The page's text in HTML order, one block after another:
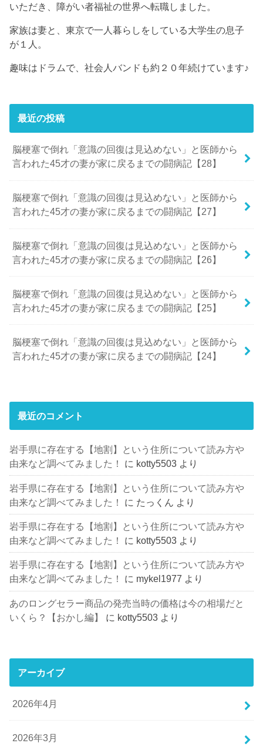
いただき、障がい者福祉の世界へ転職しました。
家族は妻と、東京で一人暮らしをしている大学生の息子
が１人。
趣味はドラムで、社会人バンドも約２０年続けています♪
最近の投稿
脳梗塞で倒れ「意識の回復は見込めない」と医師から
言われた45才の妻が家に戻るまでの闘病記【28】
脳梗塞で倒れ「意識の回復は見込めない」と医師から
言われた45才の妻が家に戻るまでの闘病記【27】
脳梗塞で倒れ「意識の回復は見込めない」と医師から
言われた45才の妻が家に戻るまでの闘病記【26】
脳梗塞で倒れ「意識の回復は見込めない」と医師から
言われた45才の妻が家に戻るまでの闘病記【25】
脳梗塞で倒れ「意識の回復は見込めない」と医師から
言われた45才の妻が家に戻るまでの闘病記【24】
最近のコメント
岩手県に存在する【地割】という住所について読み方や
由来など調べてみました！
に kotty5503 より
岩手県に存在する【地割】という住所について読み方や
由来など調べてみました！
に たっくん より
岩手県に存在する【地割】という住所について読み方や
由来など調べてみました！
に kotty5503 より
岩手県に存在する【地割】という住所について読み方や
由来など調べてみました！
に mykel1977 より
あのロングセラー商品の発売当時の価格は今の相場だと
いくら？【おかし編】
に kotty5503 より
アーカイブ
2026年4月
2026年3月